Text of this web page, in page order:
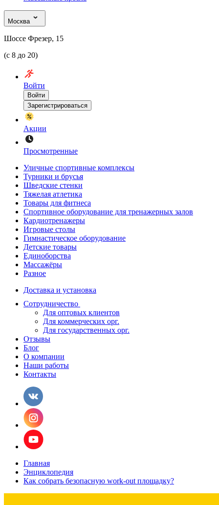
Москва
Шоссе Фрезер, 15
(с 8 до 20)
Войти
Войти
Зарегистрироваться
Акции
Просмотренные
Уличные спортивные комплексы
Турники и брусья
Шведские стенки
Тяжелая атлетика
Товары для фитнеса
Спортивное оборудование для тренажерных залов
Кардиотренажеры
Игровые столы
Гимнастическое оборудование
Детские товары
Единоборства
Массажёры
Разное
Доставка и установка
Сотрудничество
Для оптовых клиентов
Для коммерческих орг.
Для государственных орг.
Отзывы
Блог
О компании
Наши работы
Контакты
Главная
Энциклопедия
Как собрать безопасную work-out площадку?